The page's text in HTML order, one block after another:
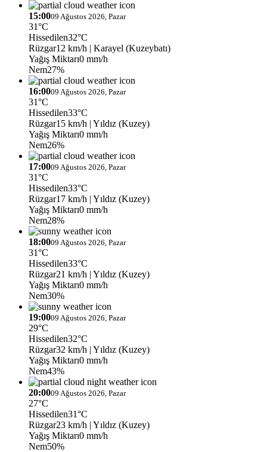
15:0009 Ağustos 2026, Pazar
31°C
Hissedilen32°C
Rüzgar12 km/h | Karayel (Kuzeybatı)
Yağış Miktarı0 mm/h
Nem27%
16:0009 Ağustos 2026, Pazar
31°C
Hissedilen33°C
Rüzgar15 km/h | Yıldız (Kuzey)
Yağış Miktarı0 mm/h
Nem26%
17:0009 Ağustos 2026, Pazar
31°C
Hissedilen33°C
Rüzgar17 km/h | Yıldız (Kuzey)
Yağış Miktarı0 mm/h
Nem28%
18:0009 Ağustos 2026, Pazar
31°C
Hissedilen33°C
Rüzgar21 km/h | Yıldız (Kuzey)
Yağış Miktarı0 mm/h
Nem30%
19:0009 Ağustos 2026, Pazar
29°C
Hissedilen32°C
Rüzgar32 km/h | Yıldız (Kuzey)
Yağış Miktarı0 mm/h
Nem43%
20:0009 Ağustos 2026, Pazar
27°C
Hissedilen31°C
Rüzgar23 km/h | Yıldız (Kuzey)
Yağış Miktarı0 mm/h
Nem50%